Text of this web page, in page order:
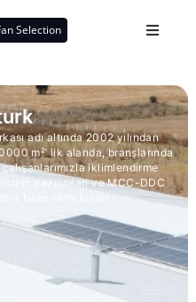
Selection
adı altında 2002 yılından
m²’ lik alanda, branşlarında
iklimlendirme
yazılımları ve MCC-DDC
hitap etmektedir.